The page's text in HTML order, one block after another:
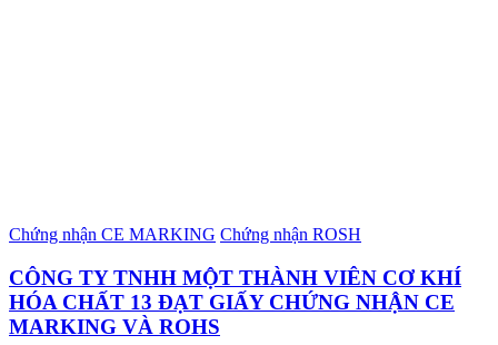
Chứng nhận CE MARKING Chứng nhận ROSH
CÔNG TY TNHH MỘT THÀNH VIÊN CƠ KHÍ
HÓA CHẤT 13 ĐẠT GIẤY CHỨNG NHẬN CE
MARKING VÀ ROHS